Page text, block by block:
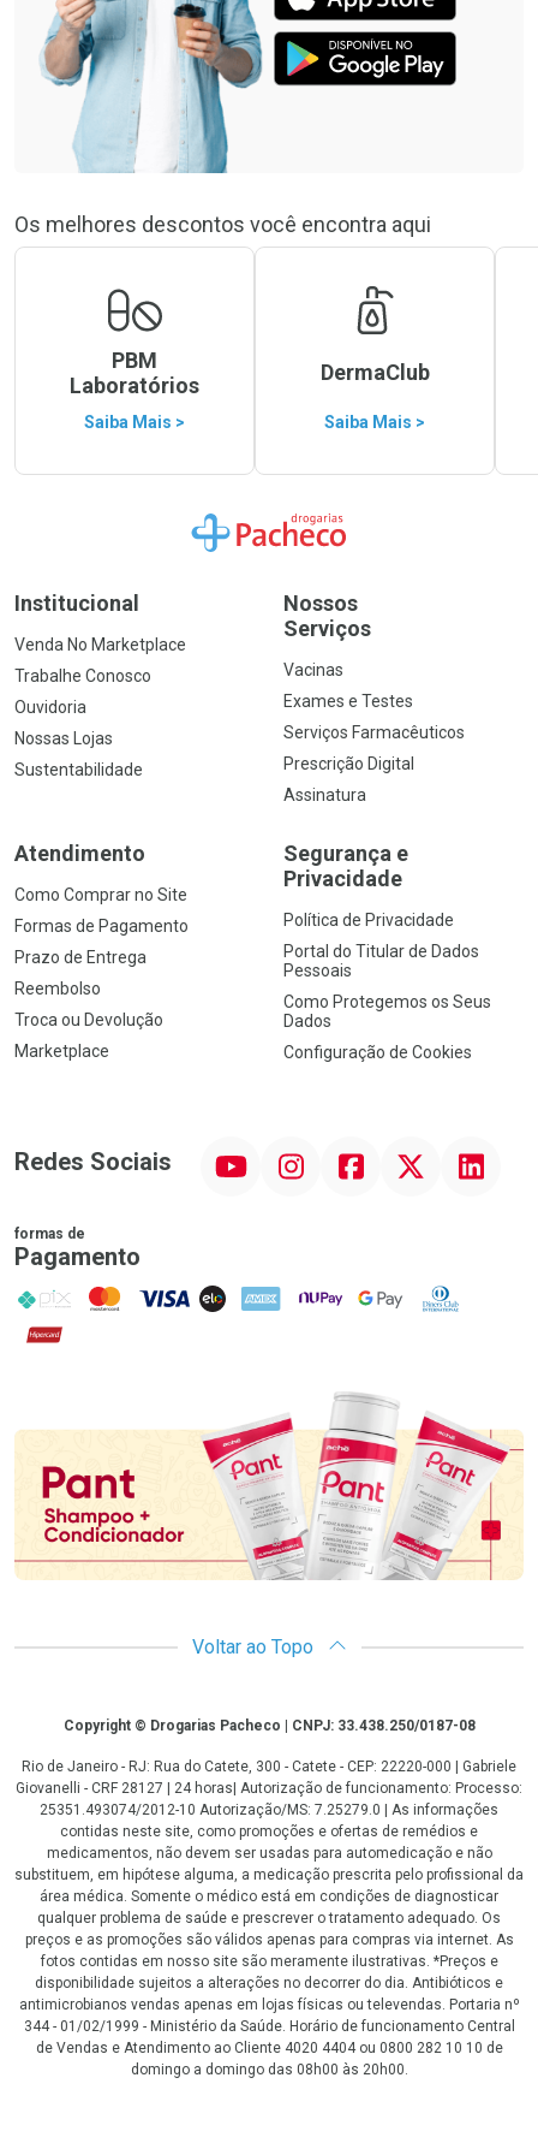
Os melhores descontos você encontra aqui
PBM
Laboratórios
Saiba Mais >
DermaClub
Saiba Mais >
Ir para a Home
Institucional
Venda No Marketplace
Trabalhe Conosco
Ouvidoria
Nossas Lojas
Sustentabilidade
Nossos
Serviços
Vacinas
Exames e Testes
Serviços Farmacêuticos
Prescrição Digital
Assinatura
Atendimento
Como Comprar no Site
Formas de Pagamento
Prazo de Entrega
Reembolso
Troca ou Devolução
Marketplace
Segurança e
Privacidade
Política de Privacidade
Portal do Titular de Dados
Pessoais
Como Protegemos os Seus
Dados
Configuração de Cookies
Redes Sociais InstagramFacebookTwitter Linkedin
formas de
Pagamento
PIX MasterCard
VISA ELO AMEX NuPay Google PayDiners Club
Hipercard
Promoção em Destaque
Voltar ao Topo
CopyrightCopyright © Drogarias Pacheco | CNPJ: 33.438.250/0187-08
Rio de Janeiro - RJ: Rua do Catete, 300 - Catete - CEP: 22220-000 | Gabriele
Giovanelli - CRF 28127 | 24 horas| Autorização de funcionamento: Processo:
25351.493074/2012-10 Autorização/MS: 7.25279.0 | As informações
contidas neste site, como promoções e ofertas de remédios e
medicamentos, não devem ser usadas para automedicação e não
substituem, em hipótese alguma, a medicação prescrita pelo profissional da
área médica. Somente o médico está em condições de diagnosticar
qualquer problema de saúde e prescrever o tratamento adequado. Os
preços e as promoções são válidos apenas para compras via internet. As
fotos contidas em nosso site são meramente ilustrativas. *Preços e
disponibilidade sujeitos a alterações no decorrer do dia. Antibióticos e
antimicrobianos vendas apenas em lojas físicas ou televendas. Portaria nº
344 - 01/02/1999 - Ministério da Saúde. Horário de funcionamento Central
de Vendas e Atendimento ao Cliente 4020 4404 ou 0800 282 10 10 de
domingo a domingo das 08h00 às 20h00.